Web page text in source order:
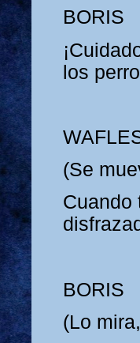
BORIS
los
(Se
Cuando
BORIS
(Lo